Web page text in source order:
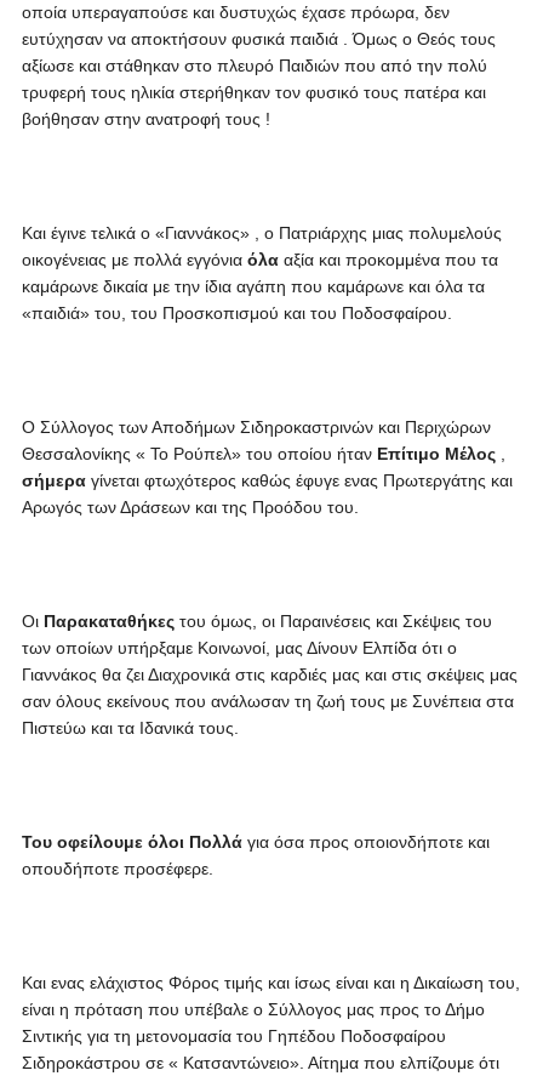
οποία υπεραγαπούσε και δυστυχώς έχασε πρόωρα, δεν
ευτύχησαν να αποκτήσουν φυσικά παιδιά . Όμως ο Θεός τους
αξίωσε και στάθηκαν στο πλευρό Παιδιών που από την πολύ
τρυφερή τους ηλικία στερήθηκαν τον φυσικό τους πατέρα και
βοήθησαν στην ανατροφή τους !
Και έγινε τελικά ο «Γιαννάκος» , ο Πατριάρχης μιας πολυμελούς
οικογένειας με πολλά εγγόνια όλααξία και προκομμένα που τα
καμάρωνε δικαία με την ίδια αγάπη που καμάρωνε και όλα τα
«παιδιά» του, του Προσκοπισμού και του Ποδοσφαίρου.
Ο Σύλλογος των Αποδήμων Σιδηροκαστρινών και Περιχώρων
Θεσσαλονίκης « Το Ρούπελ» του οποίου ήταν Επίτιμο Μέλος,
σήμεραγίνεται φτωχότερος καθώς έφυγε ενας Πρωτεργάτης και
Αρωγός των Δράσεων και της Προόδου του.
Οι Παρακαταθήκεςτου όμως, οι Παραινέσεις και Σκέψεις του
των οποίων υπήρξαμε Κοινωνοί, μας Δίνουν Ελπίδα ότι ο
Γιαννάκος θα ζει Διαχρονικά στις καρδιές μας και στις σκέψεις μας
σαν όλους εκείνους που ανάλωσαν τη ζωή τους με Συνέπεια στα
Πιστεύω και τα Ιδανικά τους.
Του οφείλουμε όλοι Πολλάγια όσα προς οποιονδήποτε και
οπουδήποτε προσέφερε.
Και ενας ελάχιστος Φόρος τιμής και ίσως είναι και η Δικαίωση του,
είναι η πρόταση που υπέβαλε ο Σύλλογος μας προς το Δήμο
Σιντικής για τη μετονομασία του Γηπέδου Ποδοσφαίρου
Σιδηροκάστρου σε « Κατσαντώνειο». Αίτημα που ελπίζουμε ότι